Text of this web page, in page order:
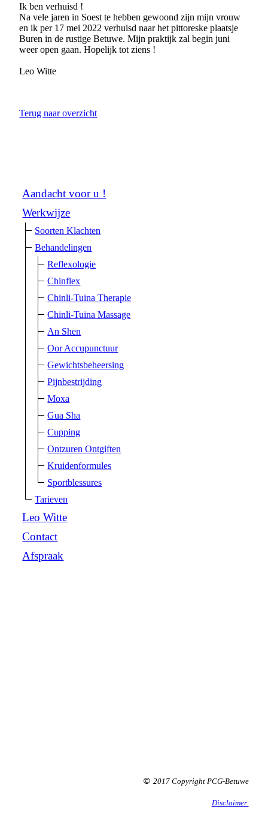
Ik ben verhuisd !
Na vele jaren in Soest te hebben gewoond zijn mijn vrouw
en ik per 17 mei 2022 verhuisd naar het pittoreske plaatsje
Buren in de rustige Betuwe. Mijn praktijk zal begin juni
weer open gaan. Hopelijk tot ziens !
Leo Witte
Terug naar overzicht
Aandacht voor u !
Werkwijze
Soorten Klachten
Behandelingen
Reflexologie
Chinflex
Chinli-Tuina Therapie
Chinli-Tuina Massage
An Shen
Oor Accupunctuur
Gewichtsbeheersing
Pijnbestrijding
Moxa
Gua Sha
Cupping
Ontzuren Ontgiften
Kruidenformules
Sportblessures
Tarieven
Leo Witte
Contact
Afspraak
© 2017 Copyright PCG-Betuwe
Disclaimer